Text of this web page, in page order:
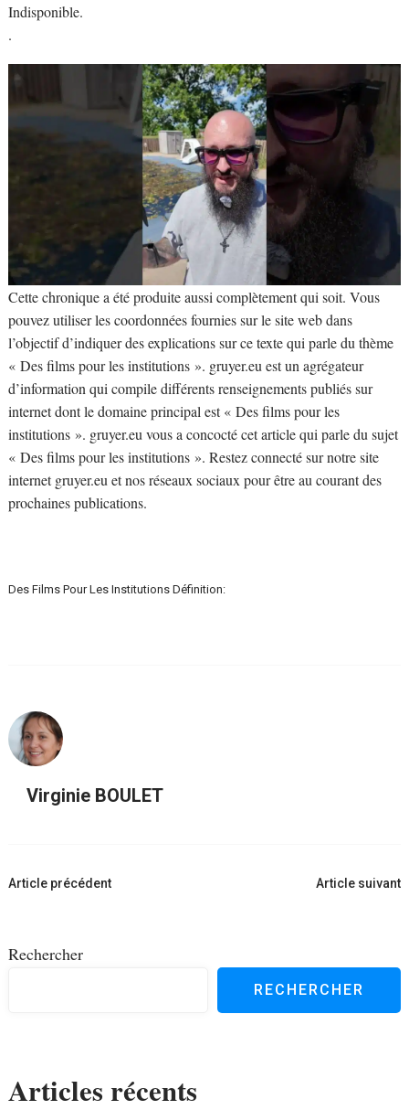
Indisponible.
.
Cette chronique a été produite aussi complètement qui soit. Vous
pouvez utiliser les coordonnées fournies sur le site web dans
l’objectif d’indiquer des explications sur ce texte qui parle du thème
« Des films pour les institutions ». gruyer.eu est un agrégateur
d’information qui compile différents renseignements publiés sur
internet dont le domaine principal est « Des films pour les
institutions ». gruyer.eu vous a concocté cet article qui parle du sujet
« Des films pour les institutions ». Restez connecté sur notre site
internet gruyer.eu et nos réseaux sociaux pour être au courant des
prochaines publications.
Des Films Pour Les Institutions Définition:
Virginie BOULET
Navigation
Article précédent Article suivant
Rechercher
RECHERCHER
Articles récents